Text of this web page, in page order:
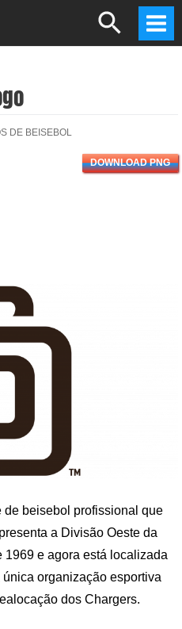
Search
DE BEISEBOL
DOWNLOAD PNG
beisebol profissional que
a Divisão Oeste da
1969 e agora está localizada
organização esportiva
dos Chargers.